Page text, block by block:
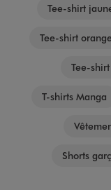
Tee-shirt
Tee-shirt
Tee-
T-shirts Manga
Shorts